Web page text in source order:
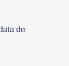
de